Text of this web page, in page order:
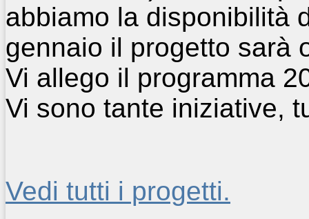
abbiamo la disponibilità
gennaio il progetto sarà
Vi allego il programma
Vi sono tante iniziative,
Vedi tutti i progetti.